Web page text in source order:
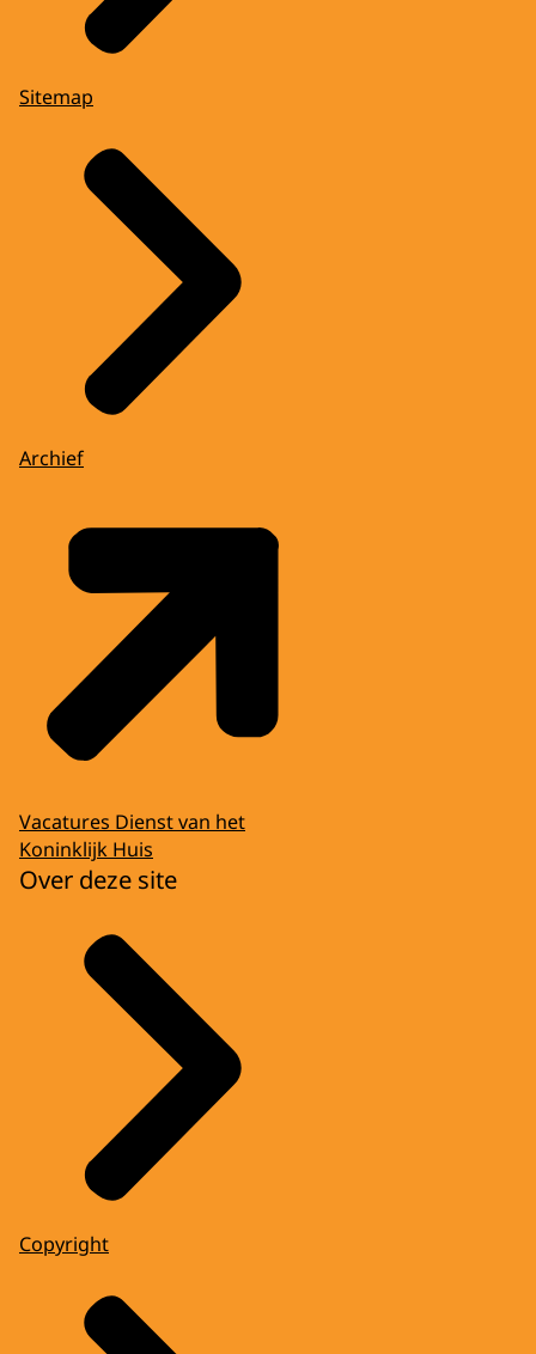
Sitemap
Archief
Vacatures Dienst van het
Koninklijk Huis
Over deze site
Copyright